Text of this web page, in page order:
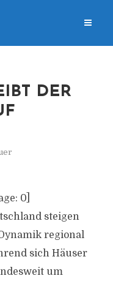
DER
0]
steigen
regional
sich Häuser
um